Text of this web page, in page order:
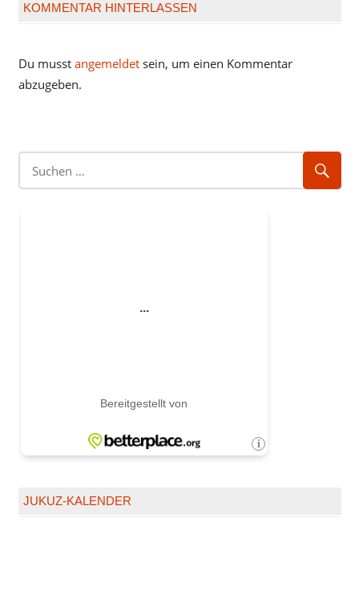
KOMMENTAR HINTERLASSEN
Du musst angemeldetsein, um einen Kommentar
abzugeben.
JUKUZ-KALENDER